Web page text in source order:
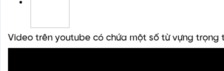
Video trên youtube có chứa một số từ vựng trọng